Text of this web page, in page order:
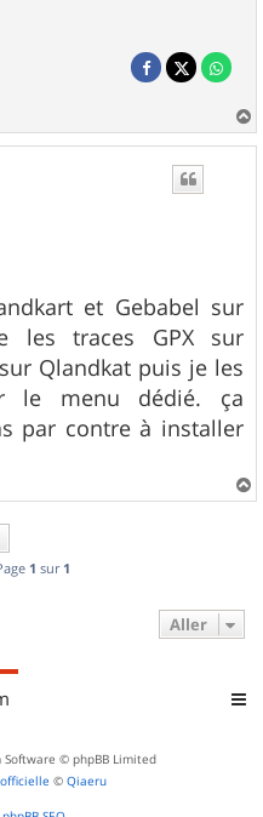
a
et Gebabel sur
les traces GPX sur
Qlandkat puis je les
le menu dédié. ça
par contre à installer
a
1 sur 1
Aller
Software © phpBB Limited
© Qiaeru